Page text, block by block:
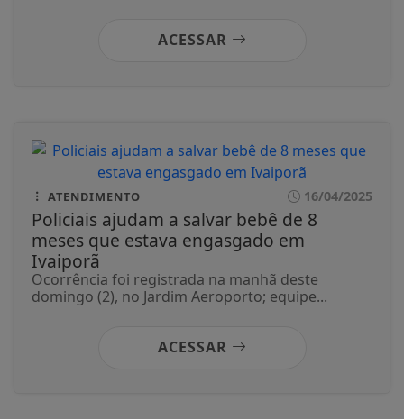
ACESSAR
ATENDIMENTO 16/04/2025
Policiais ajudam a salvar bebê de 8
meses que estava engasgado em
Ivaiporã
Ocorrência foi registrada na manhã deste
domingo (2), no Jardim Aeroporto; equipe...
ACESSAR